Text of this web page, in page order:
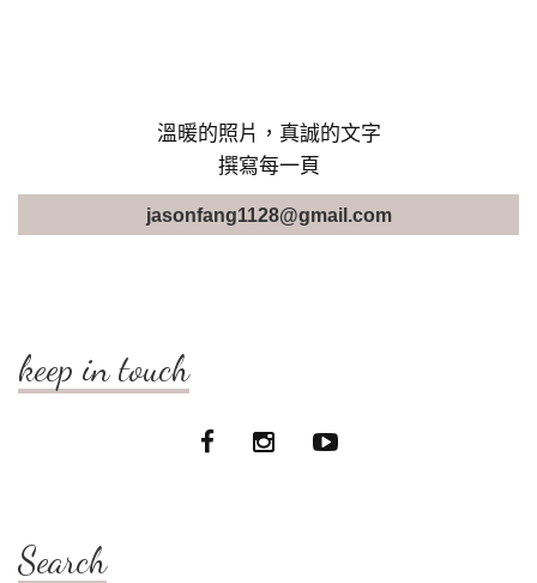
溫暖的照片，真誠的文字
撰寫每一頁
jasonfang1128@gmail.com
keep in touch
Search